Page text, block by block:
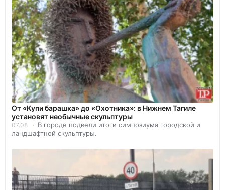
От «Купи барашка» до «Охотника»: в Нижнем Тагиле
установят необычные скульптуры
07.08
В городе подвели итоги симпозиума городской и
ландшафтной скульптуры.